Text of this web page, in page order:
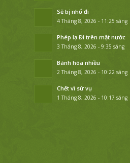
Sẽ bị nhổ đi
4 Tháng 8, 2026 - 11:25 sáng
Phép lạ Đi trên mặt nước
3 Tháng 8, 2026 - 9:35 sáng
Bánh hóa nhiều
2 Tháng 8, 2026 - 10:22 sáng
Chết vì sứ vụ
1 Tháng 8, 2026 - 10:17 sáng